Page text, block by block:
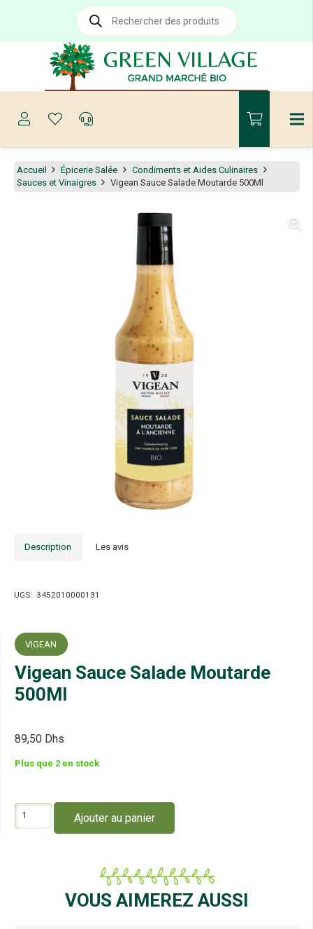
Recherche
produits
Accueil Épicerie Salée
Condiments et Aides Culinaires
Sauces et Vinaigres
Vigean Sauce Salade Moutarde 500Ml
Description Les avis
UGS: 3452010000131
VIGEAN
Vigean Sauce Salade Moutarde
500Ml
89,50 Dhs
Plus que 2 en stock
Ajouter au panier
VOUS AIMEREZ AUSSI